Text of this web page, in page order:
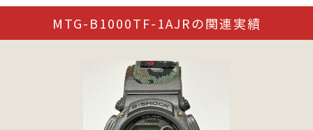
MTG-B1000TF-1AJRの関連実績